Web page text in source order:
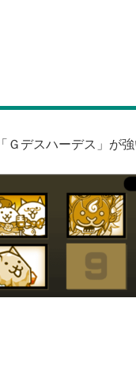
デスハーデス」が強